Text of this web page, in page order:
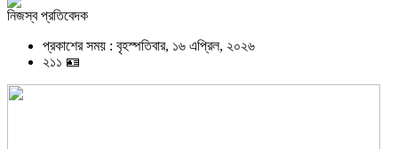
নিজস্ব প্রতিবেদক
প্রকাশের সময় : বৃহস্পতিবার, ১৬ এপ্রিল, ২০২৬
২১১ 🪪